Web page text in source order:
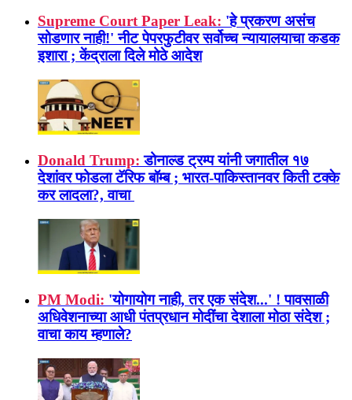
Supreme Court Paper Leak: 'हे प्रकरण असंच
सोडणार नाही!' नीट पेपरफुटीवर सर्वोच्च न्यायालयाचा कडक
इशारा ; केंद्राला दिले मोठे आदेश
Donald Trump: डोनाल्ड ट्रम्प यांनी जगातील १७
देशांवर फोडला टॅरिफ बॉम्ब ; भारत-पाकिस्तानवर किती टक्के
कर लादला?, वाचा
PM Modi: 'योगायोग नाही, तर एक संदेश...' ! पावसाळी
अधिवेशनाच्या आधी पंतप्रधान मोदींचा देशाला मोठा संदेश ;
वाचा काय म्हणाले?